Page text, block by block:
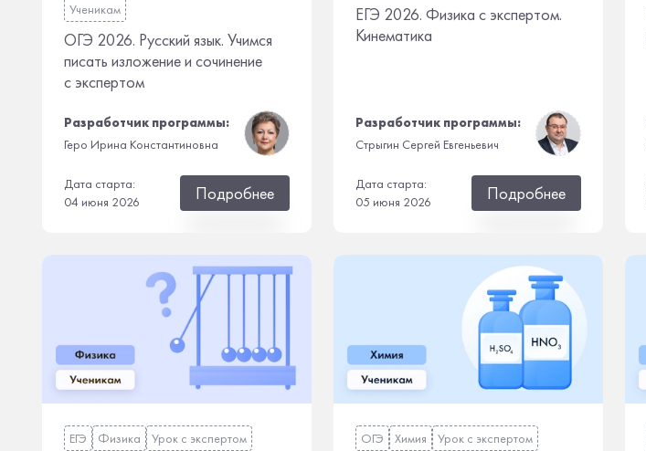
Ученикам
ОГЭ 2026. Русский язык. Учимся
писать изложение и сочинение
с экспертом
Разработчик программы:
Геро Ирина Константиновна
Дата старта:
04 июня 2026
Подробнее
ЕГЭ 2026. Физика с экспертом.
Кинематика
Разработчик программы:
Стрыгин Сергей Евгеньевич
Дата старта:
05 июня 2026
Подробнее
ЕГЭ Физика Урок с экспертом ОГЭ Химия Урок с экспертом